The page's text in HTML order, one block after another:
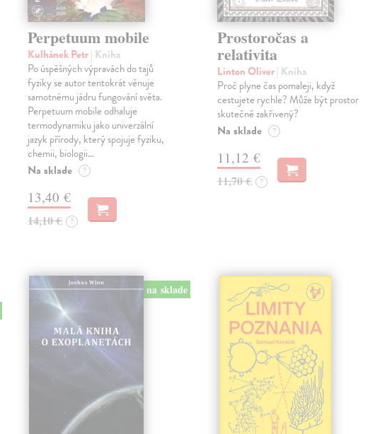
Perpetuum mobile
Kulhánek Petr| Kniha
Po úspěšných výpravách do tajů
fyziky se autor tentokrát věnuje
samotnému jádru fungování světa.
Perpetuum mobile odhaluje
termodynamiku jako univerzální
jazyk přírody, který spojuje fyziku,
chemii, biologii…
Na sklade ?
13,40 €
14,10 € ?
Prostoročas a
relativita
Linton Oliver| Kniha
Proč plyne čas pomaleji, když
cestujete rychle? Může být prostor
skutečně zakřivený?
Na sklade ?
11,12 €
11,70 € ?
na sklade